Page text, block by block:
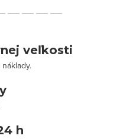
veľkosti
h